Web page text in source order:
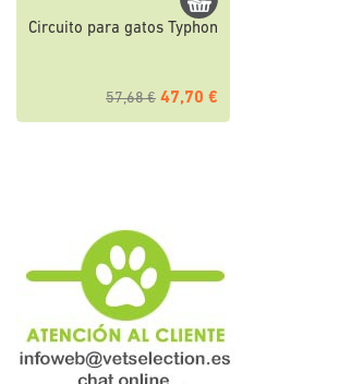
Circuito para gatos Typhon
57,68 € 47,70 €